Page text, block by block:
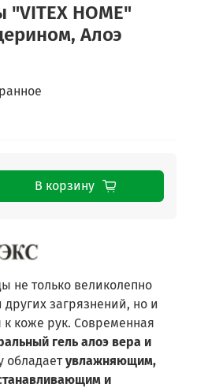
HOME"
Алоэ
В корзину
не только великолепно
загрязнений, но и
к коже рук. Современная
гель алоэ вера и
обладает увлажняющим,
и